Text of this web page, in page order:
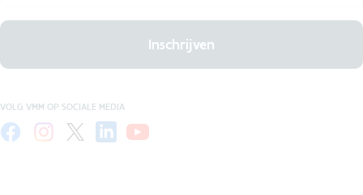
Inschrijven
VOLG VMM OP SOCIALE MEDIA